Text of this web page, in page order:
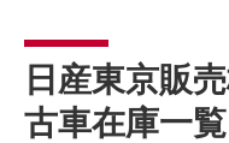
日産東京販
古車在庫一覧